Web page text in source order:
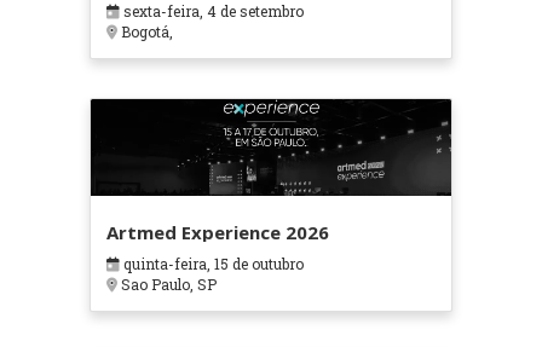
sexta-feira, 4 de setembro
Bogotá,
Artmed Experience 2026
quinta-feira, 15 de outubro
Sao Paulo, SP